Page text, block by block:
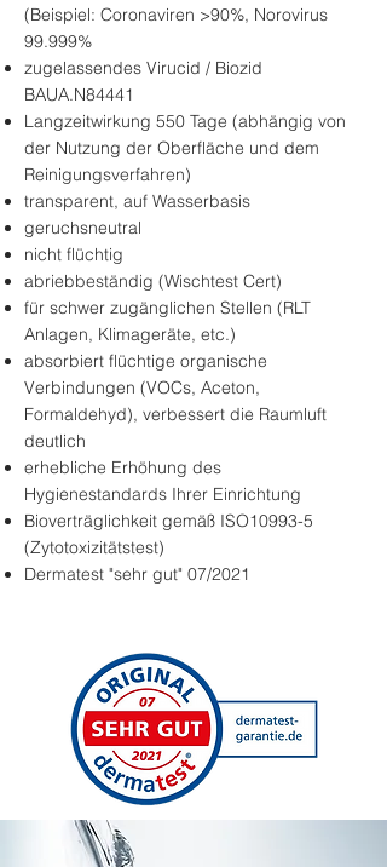
(Beispiel: Coronaviren >90%, Norovirus
99.999%
zugelassendes Virucid / Biozid
BAUA.N84441
Langzeitwirkung 550 Tage (abhängig von
der Nutzung der Oberfläche und dem
Reinigungsverfahren)
transparent, auf Wasserbasis
geruchsneutral
nicht flüchtig
abriebbeständig (Wischtest Cert)
für schwer zugänglichen Stellen (RLT
Anlagen, Klimageräte, etc.)
absorbiert flüchtige organische
Verbindungen (VOCs, Aceton,
Formaldehyd), verbessert die Raumluft
deutlich
erhebliche Erhöhung des
Hygienestandards Ihrer Einrichtung
Bioverträglichkeit gemäß ISO10993-5
(Zytotoxizitätstest)
Dermatest "sehr gut" 07/2021